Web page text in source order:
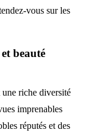
vous sur les
beauté
riche diversité
imprenables
réputés et des